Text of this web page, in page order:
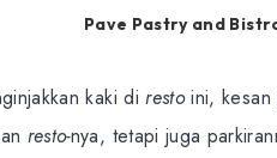
Pave Pastry and
kaki direstoini, kesan
resto-nya, tetapi juga